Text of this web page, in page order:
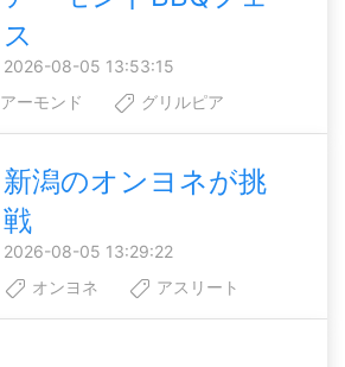
ス
2026-08-05 13:53:15
アーモンド グリルピア
新潟のオンヨネが挑
戦
2026-08-05 13:29:22
オンヨネ アスリート